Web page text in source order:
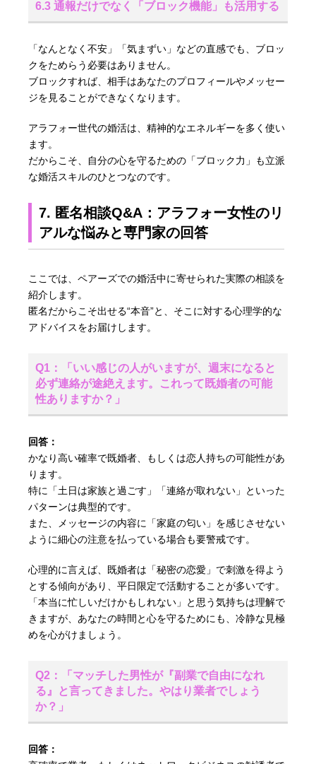
6.3 通報だけでなく「ブロック機能」も活用する
「なんとなく不安」「気まずい」などの直感でも、ブロッ
クをためらう必要はありません。
ブロックすれば、相手はあなたのプロフィールやメッセー
ジを見ることができなくなります。
アラフォー世代の婚活は、精神的なエネルギーを多く使い
ます。
だからこそ、自分の心を守るための「ブロック力」も立派
な婚活スキルのひとつなのです。
7. 匿名相談Q&A：アラフォー女性のリ
アルな悩みと専門家の回答
ここでは、ペアーズでの婚活中に寄せられた実際の相談を
紹介します。
匿名だからこそ出せる“本音”と、そこに対する心理学的な
アドバイスをお届けします。
Q1：「いい感じの人がいますが、週末になると
必ず連絡が途絶えます。これって既婚者の可能
性ありますか？」
回答：
かなり高い確率で既婚者、もしくは恋人持ちの可能性があ
ります。
特に「土日は家族と過ごす」「連絡が取れない」といった
パターンは典型的です。
また、メッセージの内容に「家庭の匂い」を感じさせない
ように細心の注意を払っている場合も要警戒です。
心理的に言えば、既婚者は「秘密の恋愛」で刺激を得よう
とする傾向があり、平日限定で活動することが多いです。
「本当に忙しいだけかもしれない」と思う気持ちは理解で
きますが、あなたの時間と心を守るためにも、冷静な見極
めを心がけましょう。
Q2：「マッチした男性が『副業で自由になれ
る』と言ってきました。やはり業者でしょう
か？」
回答：